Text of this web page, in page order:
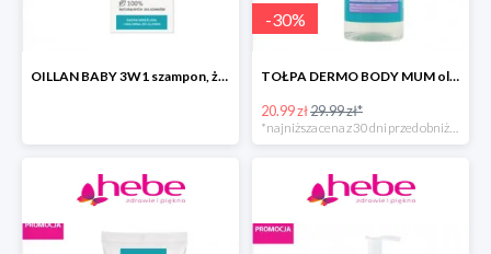
OILLAN BABY 3W1 szampon, żel do kąpieli i pod prysznic
-30%
TOŁPA DERMO BODY MUM olejek do ciała przeciw rozstępom
20.99 zł29.99 zł*